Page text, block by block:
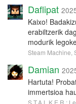
Daflipat
Kaixo!
erabiltzerik
modurik
Steam Machine,
Damian
Hartuta!
immertsioa
S.T.A.L.K.E.R.: